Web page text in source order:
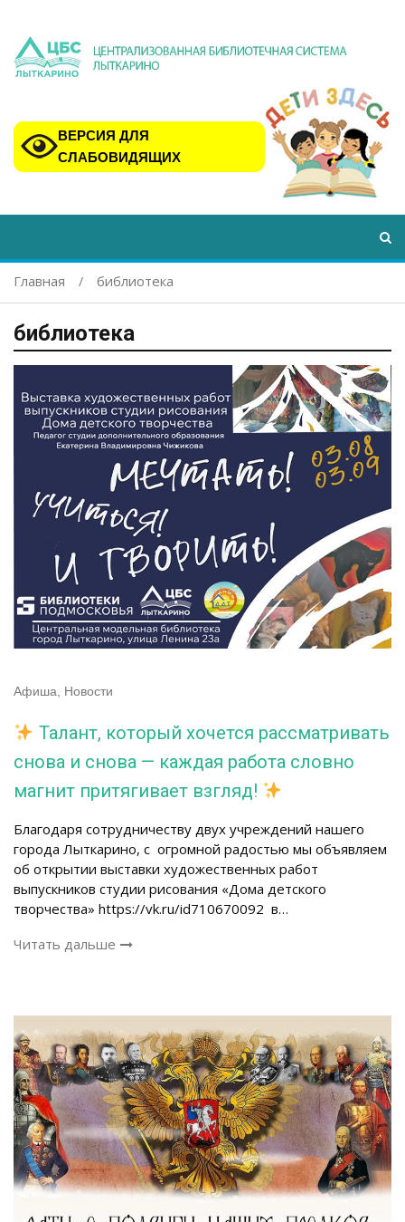
ВЕРСИЯ ДЛЯ
СЛАБОВИДЯЩИХ
Главная библиотека
библиотека
Афиша, Новости
Талант, который хочется рассматривать
снова и снова — каждая работа словно
магнит притягивает взгляд!
Благодаря сотрудничеству двух учреждений нашего
города Лыткарино, с огромной радостью мы объявляем
об открытии выставки художественных работ
выпускников студии рисования «Дома детского
творчества» https://vk.ru/id710670092 в…
Читать дальше